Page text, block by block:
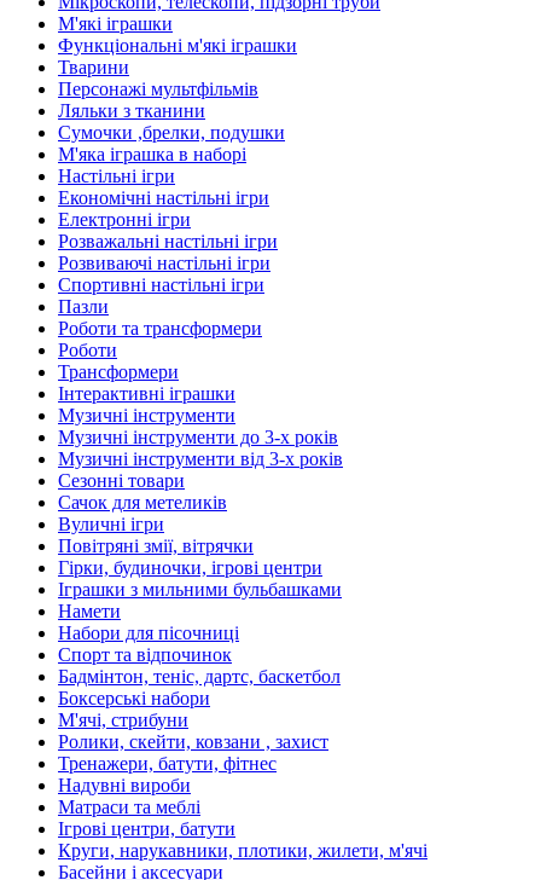
М'які іграшки
Функціональні м'які іграшки
Тварини
Персонажі мультфільмів
Ляльки з тканини
Сумочки ,брелки, подушки
М'яка іграшка в наборі
Настільні ігри
Економічні настільні ігри
Електронні ігри
Розважальні настільні ігри
Розвиваючі настільні ігри
Спортивні настільні ігри
Пазли
Роботи та трансформери
Роботи
Трансформери
Інтерактивні іграшки
Музичні інструменти
Музичні інструменти до 3-х років
Музичні інструменти від 3-х років
Сезонні товари
Сачок для метеликів
Вуличні ігри
Повітряні змії, вітрячки
Гірки, будиночки, ігрові центри
Іграшки з мильними бульбашками
Намети
Набори для пісочниці
Спорт та відпочинок
Бадмінтон, теніс, дартс, баскетбол
Боксерські набори
М'ячі, стрибуни
Ролики, скейти, ковзани , захист
Тренажери, батути, фітнес
Надувні вироби
Матраси та меблі
Ігрові центри, батути
Круги, нарукавники, плотики, жилети, м'ячі
Басейни і аксесуари